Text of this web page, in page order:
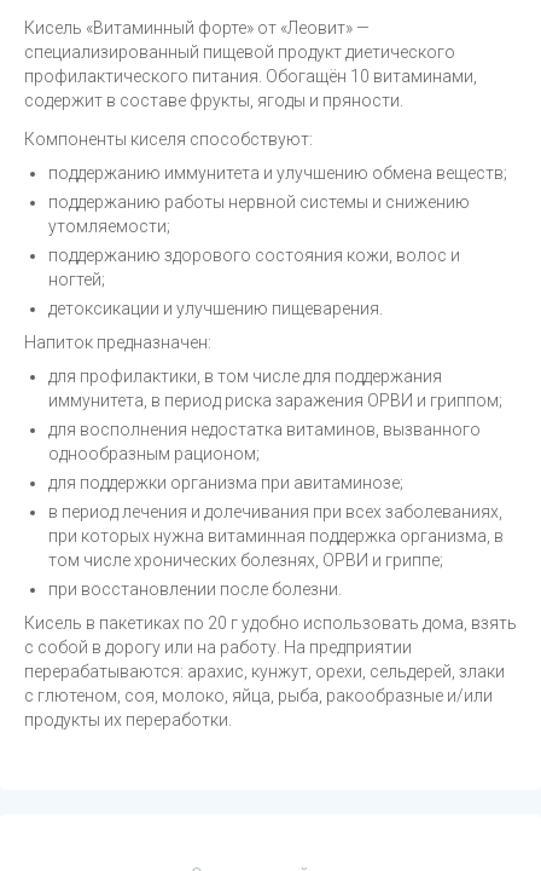
Кисель «Витаминный форте» от «Леовит» —
специализированный пищевой продукт диетического
профилактического питания. Обогащён 10 витаминами,
содержит в составе фрукты, ягоды и пряности.
Компоненты киселя способствуют:
поддержанию иммунитета и улучшению обмена веществ;
поддержанию работы нервной системы и снижению
утомляемости;
поддержанию здорового состояния кожи, волос и
ногтей;
детоксикации и улучшению пищеварения.
Напиток предназначен:
для профилактики, в том числе для поддержания
иммунитета, в период риска заражения ОРВИ и гриппом;
для восполнения недостатка витаминов, вызванного
однообразным рационом;
для поддержки организма при авитаминозе;
в период лечения и долечивания при всех заболеваниях,
при которых нужна витаминная поддержка организма, в
том числе хронических болезнях, ОРВИ и гриппе;
при восстановлении после болезни.
Кисель в пакетиках по 20 г удобно использовать дома, взять
с собой в дорогу или на работу. На предприятии
перерабатываются: арахис, кунжут, орехи, сельдерей, злаки
с глютеном, соя, молоко, яйца, рыба, ракообразные и/или
продукты их переработки.